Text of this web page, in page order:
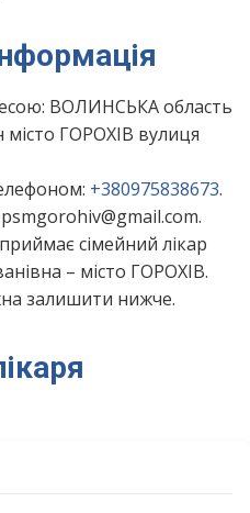
ВОЛИНСЬКА область
ГОРОХІВ вулиця
+380975838673.
сімейний лікар
– місто ГОРОХІВ.
залишити нижче.